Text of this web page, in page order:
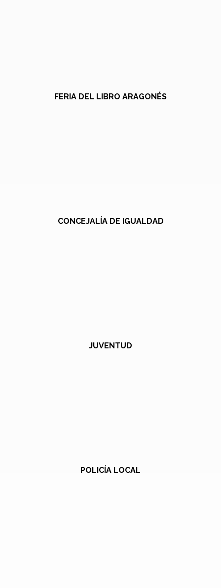
FERIA DEL LIBRO ARAGONÉS
CONCEJALÍA DE IGUALDAD
JUVENTUD
POLICÍA LOCAL